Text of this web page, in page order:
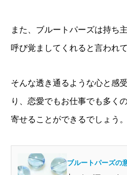
また、ブルートパーズは持ち
呼び覚ましてくれると言われて
そんな透き通るような心と感
り、恋愛でもお仕事でも多く
寄せることができるでしょう。
ブルートパーズの